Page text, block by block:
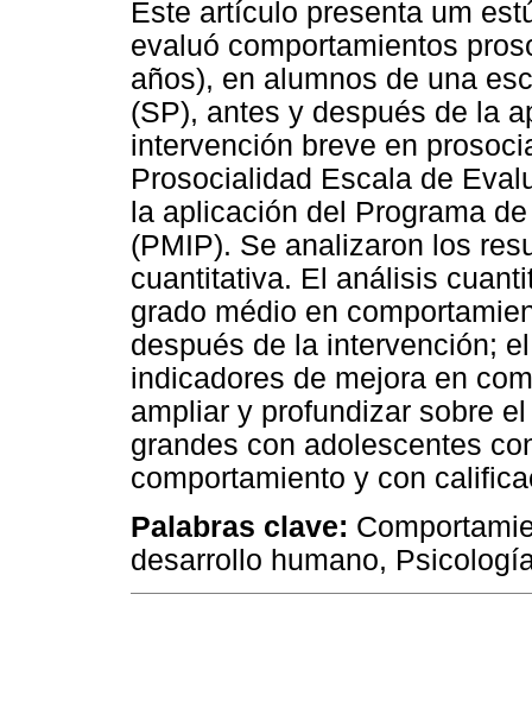
Este artículo presenta um
evaluó comportamientos
años), en alumnos de una
(SP), antes y después de la
intervención breve en
Prosocialidad Escala de
la aplicación del Programa
(PMIP). Se analizaron los
cuantitativa. El análisis
grado médio en
después de la intervención;
indicadores de mejora en
ampliar y profundizar sobre
grandes con adolescentes
comportamiento y con
Palabras clave:
desarrollo humano,